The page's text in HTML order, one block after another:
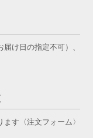
け日の指定不可）、
す〈注文フォーム〉